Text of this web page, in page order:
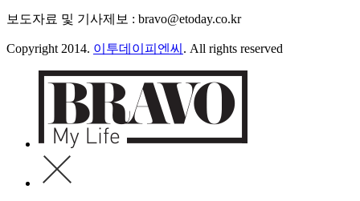
보도자료 및 기사제보 : bravo@etoday.co.kr
Copyright 2014. 이투데이피엔씨 . All rights reserved